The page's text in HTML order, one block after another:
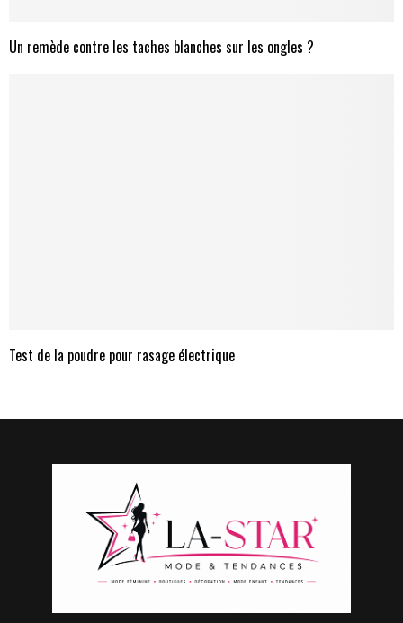
Un remède contre les taches blanches sur les ongles ?
Test de la poudre pour rasage électrique